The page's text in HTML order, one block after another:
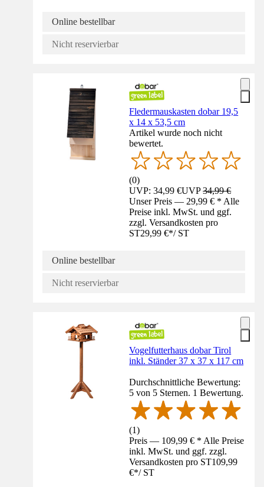
Online bestellbar
Nicht reservierbar
Fledermauskasten dobar 19,5
x 14 x 53,5 cm
Artikel wurde noch nicht
bewertet.
(0)
UVP: 34,99 €UVP34,99 €
Unser Preis — 29,99 € * Alle
Preise inkl. MwSt. und ggf.
zzgl. Versandkosten pro
ST29,99 €*/ ST
Online bestellbar
Nicht reservierbar
Vogelfutterhaus dobar Tirol
inkl. Ständer 37 x 37 x 117 cm
Durchschnittliche Bewertung:
5 von 5 Sternen. 1 Bewertung.
(1)
Preis — 109,99 € * Alle Preise
inkl. MwSt. und ggf. zzgl.
Versandkosten pro ST109,99
€*/ ST